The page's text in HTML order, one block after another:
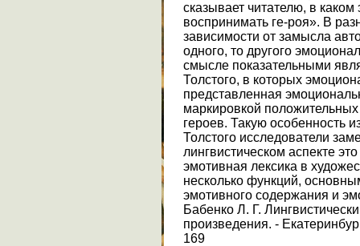
сказывает читателю, в
воспринимать ге-роя». В
зависимости от замысла
одного, то другого
смысле показательными
Толстого, в которых
представленная
маркировкой
героев. Такую особенность
Толстого исследователи
лингвистическом аспекте
эмотивная лексика в
несколько функций,
эмотивного содержания и
Бабенко Л. Г.
произведения. -
169